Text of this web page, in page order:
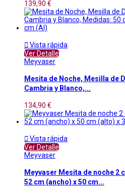
139,90 €
 Vista rápida
Ver Detalle
Meyvaser
Mesita de Noche, Mesilla de
Cambria y Blanco,...
134,90 €
 Vista rápida
Ver Detalle
Meyvaser
Meyvaser Mesita de noche 2
52 cm (ancho) x 50 cm...